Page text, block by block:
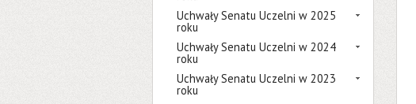
Uchwały Senatu Uczelni w 2025
roku
Uchwały Senatu Uczelni w 2024
roku
Uchwały Senatu Uczelni w 2023
roku